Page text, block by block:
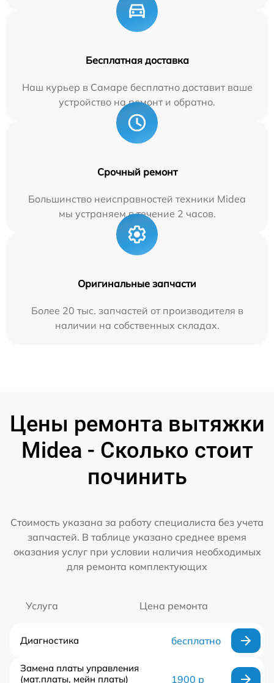
Бесплатная доставка
Наш курьер в Самаре бесплатно доставит ваше
устройство на ремонт и обратно.
Срочный ремонт
Большинство неисправностей техники Midea
мы устраняем в течение 2 часов.
Оригинальные запчасти
Более 20 тыс. запчастей от производителя в
наличии на собственных складах.
Цены ремонта вытяжки
Midea - Сколько стоит
починить
Стоимость указана за работу специалиста без учета
запчастей. В таблице указано среднее время
оказания услуг при условии наличия необходимых
для ремонта комплектующих
Услуга Цена ремонта
Диагностика бесплатно
Замена платы управления
(мат.платы, мейн платы)
1900 р